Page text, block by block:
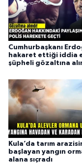
Cumhurbaşkanı
hakaret ettiği iddia
şüpheli gözaltına
Kula’da tarım
başlayan yangın
alana sıçradı